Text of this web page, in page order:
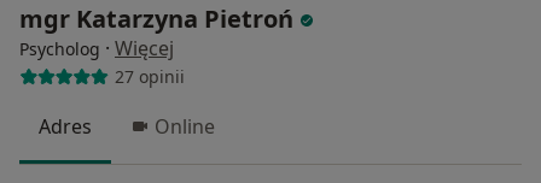
mgr Katarzyna Pietroń
Psycholog · Więcej
27 opinii
Adres Online